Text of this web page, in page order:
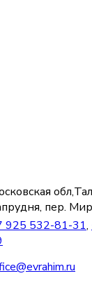
пер.
925 532-81-31,